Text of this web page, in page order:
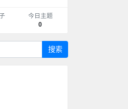
今日主题
0
搜索